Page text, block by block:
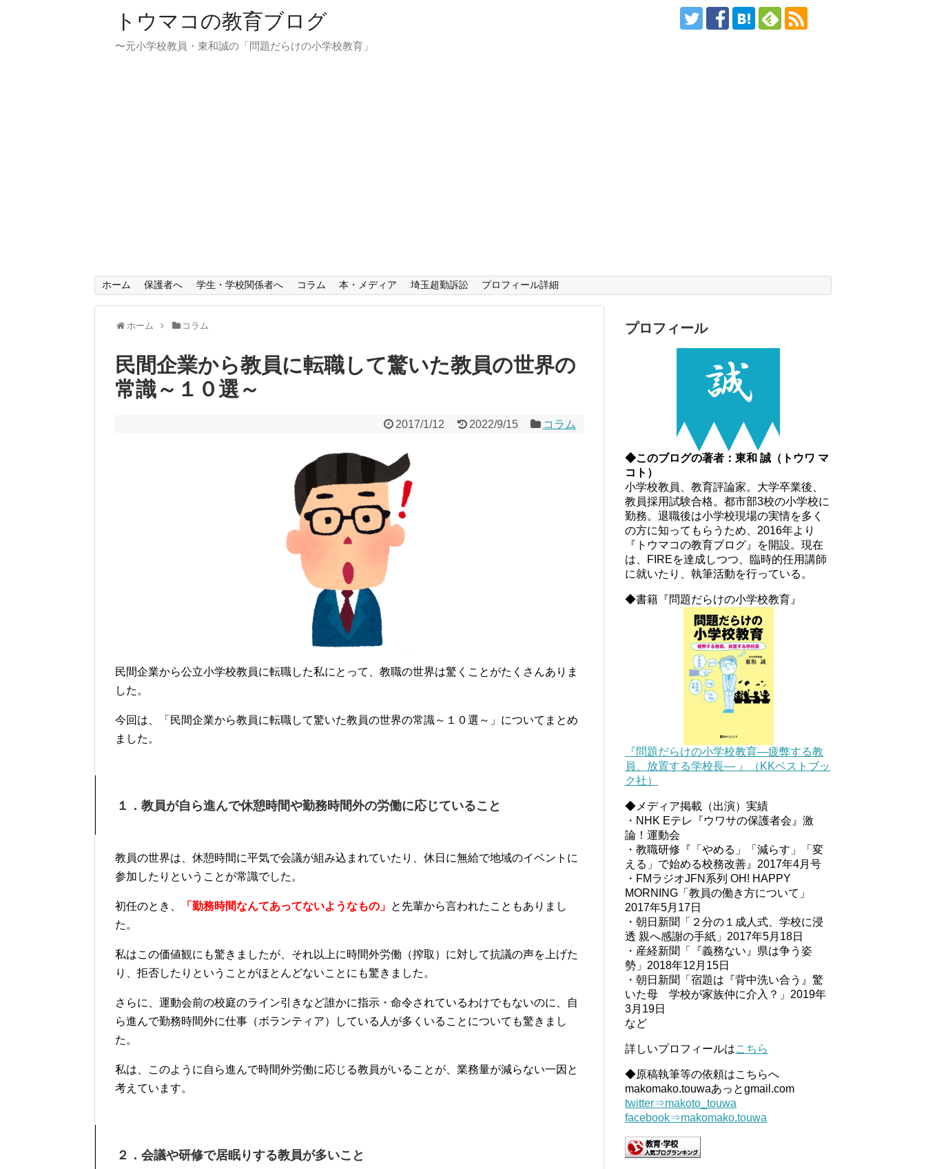
トウマコの教育ブログ
〜元小学校教員・東和誠の「問題だらけの小学校教育」
ホーム 保護者へ 学生・学校関係者へ コラム 本・メディア 埼玉超勤訴訟 プロフィール詳細
ホーム コラム
民間企業から教員に転職して驚いた教員の世界の
常識～１０選～
2017/1/12 2022/9/15 コラム
民間企業から公立小学校教員に転職した私にとって、教職の世界は驚くことがたくさんありま
した。
今回は、「民間企業から教員に転職して驚いた教員の世界の常識～１０選～」についてまとめ
ました。
１．教員が自ら進んで休憩時間や勤務時間外の労働に応じていること
教員の世界は、休憩時間に平気で会議が組み込まれていたり、休日に無給で地域のイベントに
参加したりということが常識でした。
初任のとき、 「勤務時間なんてあってないようなもの」 と先輩から言われたこともありまし
た。
私はこの価値観にも驚きましたが、それ以上に時間外労働（搾取）に対して抗議の声を上げた
り、拒否したりということがほとんどないことにも驚きました。
さらに、運動会前の校庭のライン引きなど誰かに指示・命令されているわけでもないのに、自
ら進んで勤務時間外に仕事（ボランティア）している人が多くいることについても驚きまし
た。
私は、このように自ら進んで時間外労働に応じる教員がいることが、業務量が減らない一因と
考えています。
２．会議や研修で居眠りする教員が多いこと
プロフィール
◆このブログの著者：東和 誠（トウワ マ
コト）
小学校教員、教育評論家。大学卒業後、
教員採用試験合格。都市部3校の小学校に
勤務。退職後は小学校現場の実情を多く
の方に知ってもらうため、2016年より
『トウマコの教育ブログ』を開設。現在
は、FIREを達成しつつ、臨時的任用講師
に就いたり、執筆活動を行っている。
◆書籍『問題だらけの小学校教育』
『問題だらけの小学校教育―疲弊する教
員、放置する学校長― 』（KKベストブッ
ク社）
◆メディア掲載（出演）実績
・NHK Eテレ『ウワサの保護者会』激
論！運動会
・教職研修『「やめる」「減らす」「変
える」で始める校務改善』2017年4月号
・FMラジオJFN系列 OH! HAPPY
MORNING「教員の働き方について」
2017年5月17日
・朝日新聞「２分の１成人式、学校に浸
透 親へ感謝の手紙」2017年5月18日
・産経新聞「『義務ない』県は争う姿
勢」2018年12月15日
・朝日新聞「宿題は『背中洗い合う』驚
いた母 学校が家族仲に介入？」2019年
3月19日
など
詳しいプロフィールはこちら
◆原稿執筆等の依頼はこちらへ
makomako.touwaあっとgmail.com
twitter⇒makoto_touwa
facebook⇒makomako.touwa